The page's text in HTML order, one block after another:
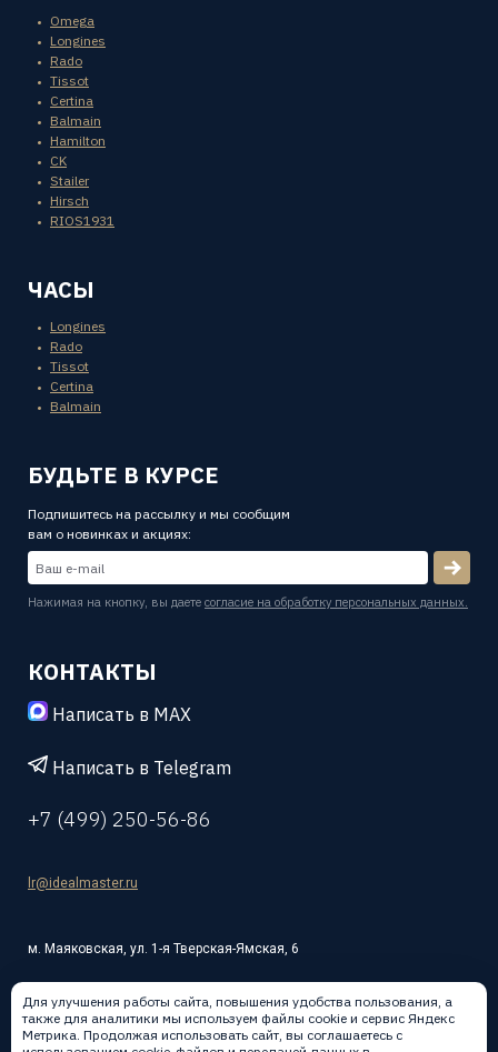
Omega
Longines
Rado
Tissot
Certina
Balmain
Hamilton
CK
Stailer
Hirsch
RIOS1931
ЧАСЫ
Longines
Rado
Tissot
Certina
Balmain
БУДЬТЕ В КУРСЕ
Подпишитесь на рассылку и мы сообщим
вам о новинках и акциях:
Нажимая на кнопку, вы даете согласие на обработку персональных данных.
КОНТАКТЫ
Написать в MAX
Написать в Telegram
+7 (499) 250-56-86
lr@idealmaster.ru
м. Маяковская, ул. 1-я Тверская-Ямская, 6
Для улучшения работы сайта, повышения удобства пользования, а
также для аналитики мы используем файлы cookie и сервис Яндекс
Метрика. Продолжая использовать сайт, вы соглашаетесь с